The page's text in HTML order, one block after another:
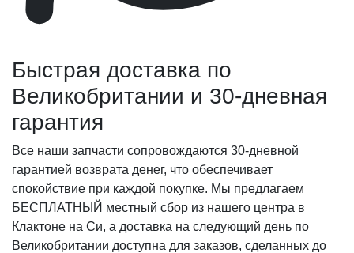
Быстрая доставка по
Великобритании и 30-дневная
гарантия
Все наши запчасти сопровождаются 30-дневной
гарантией возврата денег, что обеспечивает
спокойствие при каждой покупке. Мы предлагаем
БЕСПЛАТНЫЙ местный сбор из нашего центра в
Клактоне на Си, а доставка на следующий день по
Великобритании доступна для заказов, сделанных до